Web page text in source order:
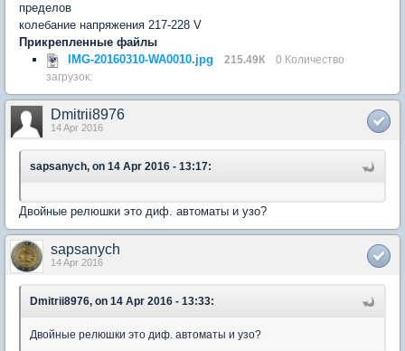
пределов
колебание напряжения 217-228 V
Прикрепленные файлы
IMG-20160310-WA0010.jpg
215.49К
0 Количество
загрузок:
Dmitrii8976
14 Apr 2016
sapsanych, on 14 Apr 2016 - 13:17:
Двойные релюшки это диф. автоматы и узо?
sapsanych
14 Apr 2016
Dmitrii8976, on 14 Apr 2016 - 13:33:
Двойные релюшки это диф. автоматы и узо?